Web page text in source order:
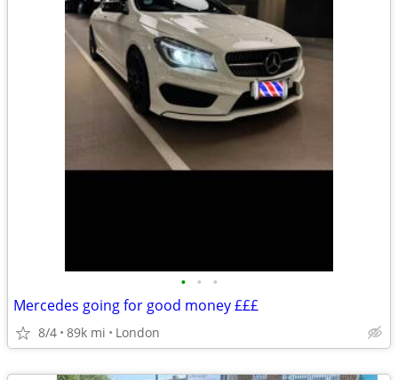
• • •
Mercedes going for good money £££
8/4 89k mi London